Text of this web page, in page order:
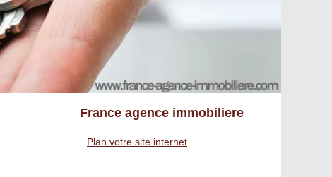
France agence immobiliere
Plan votre site internet